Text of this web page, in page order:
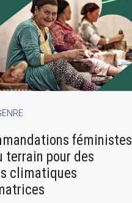
féministes
terrain pour des
climatiques